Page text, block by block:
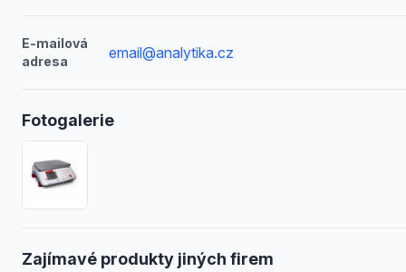
E-mailová
adresa
email@analytika.cz
Fotogalerie
Zajímavé produkty jiných firem